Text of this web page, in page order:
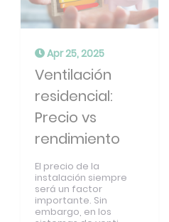
Apr 25, 2025
Ventilación
residencial:
Precio vs
rendimiento
El precio de la
instalación siempre
será un factor
importante. Sin
embargo, en los